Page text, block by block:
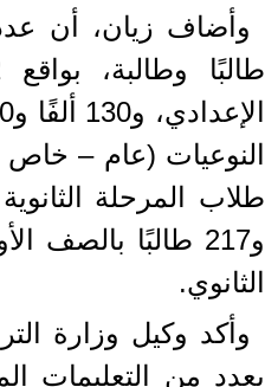
النوعيات (عام –
الثانوي.
وأكد وكيل وزارة
بعدد من التعليمات